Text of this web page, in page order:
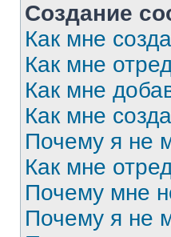
Создание
Как мне
Как мне
Как мне
Как мне
Почему я не
Как мне
Почему мне
Почему я не